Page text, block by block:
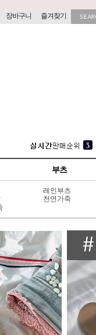
장바구니 즐겨찾기
2
4
부츠
레인부츠
천연가죽